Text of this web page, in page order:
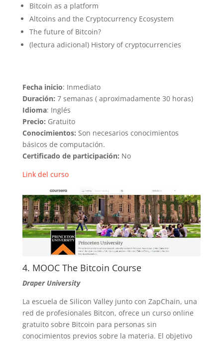
Bitcoin as a platform
Altcoins and the Cryptocurrency Ecosystem
The future of Bitcoin?
(lectura adicional) History of cryptocurrencies
Fecha inicio: Inmediato
Duración: 7 semanas ( aproximadamente 30 horas)
Idioma: Inglés
Precio: Gratuito
Conocimientos: Son necesarios conocimientos
básicos de computación.
Certificado de participación: No
Link del curso
4. MOOC The Bitcoin Course
Draper University
La escuela de Silicon Valley junto con ZapChain, una
red de profesionales Bitcon, ofrece un curso online
gratuito sobre Bitcoin para personas sin
conocimientos previos sobre la materia. El objetivo